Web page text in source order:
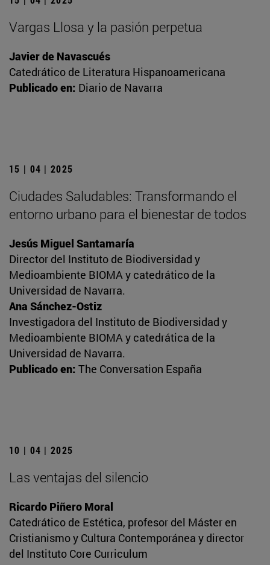
Vargas Llosa y la pasión perpetua
Javier de Navascués
Catedrático de Literatura Hispanoamericana
Publicado en: Diario de Navarra
15 | 04 | 2025
Ciudades Saludables: Transformando el
entorno urbano para el bienestar de todos
Jesús Miguel Santamaría
Director del Instituto de Biodiversidad y
Medioambiente BIOMA y catedrático de la
Universidad de Navarra.
Ana Sánchez-Ostiz
Investigadora del Instituto de Biodiversidad y
Medioambiente BIOMA y catedrática de la
Universidad de Navarra.
Publicado en: The Conversation España
10 | 04 | 2025
Las ventajas del silencio
Ricardo Piñero Moral
Catedrático de Estética, profesor del Máster en
Cristianismo y Cultura Contemporánea y director
del Instituto Core Curriculum